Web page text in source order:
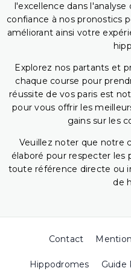
l'excellence dans
confiance à nos pronostics
améliorant ainsi votre
Explorez nos partants et
chaque course pour
réussite de vos paris est
pour vous offrir les
gains sur les
Veuillez noter que notre
élaboré pour respecter les
toute référence directe ou
de
Contact
Hippodromes Guide